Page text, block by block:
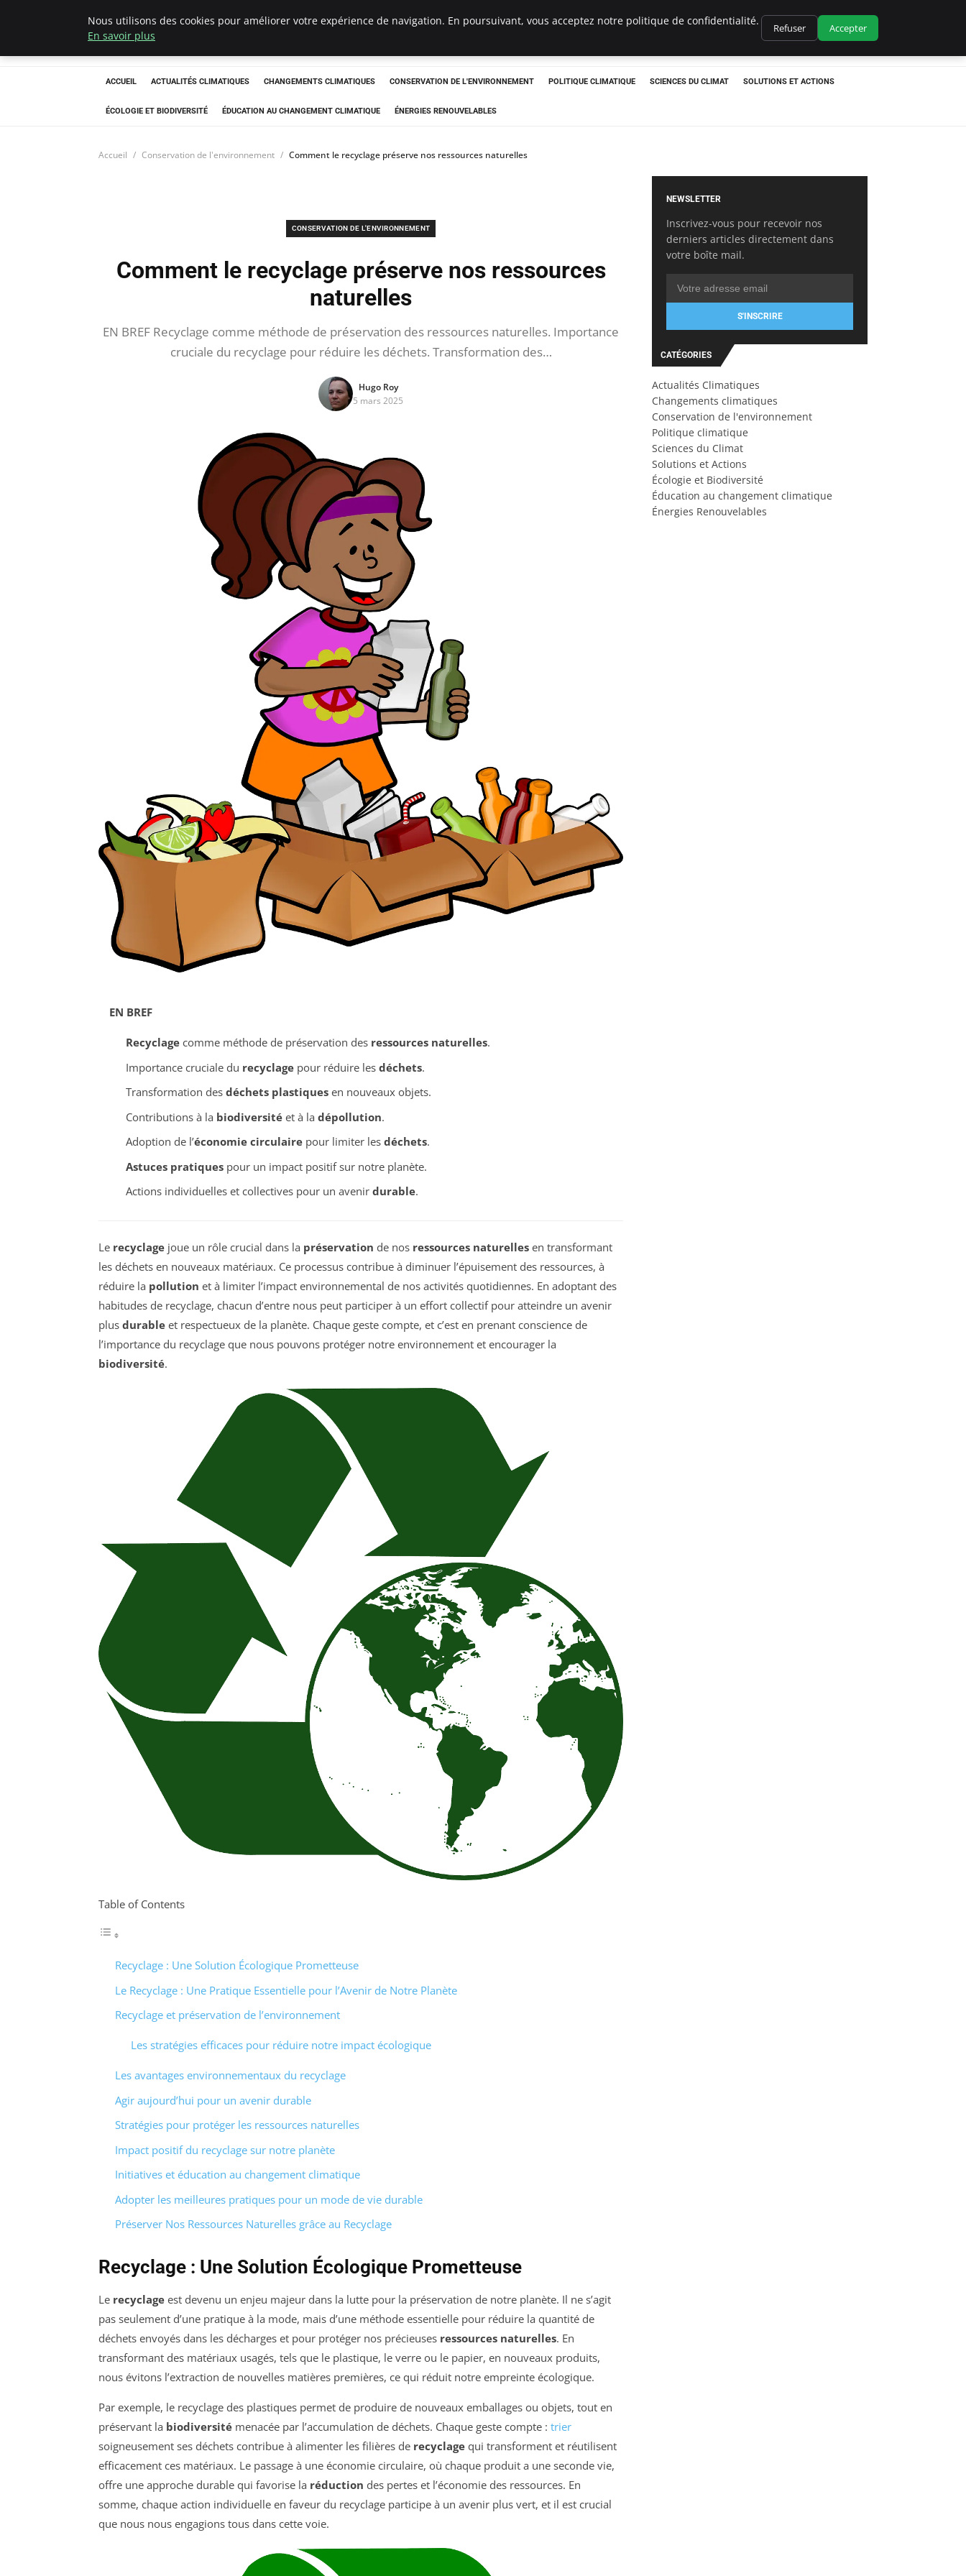
Climatedebtagents
ACCUEIL ACTUALITÉS CLIMATIQUES CHANGEMENTS CLIMATIQUES CONSERVATION DE L'ENVIRONNEMENT POLITIQUE CLIMATIQUE SCIENCES DU CLIMAT SOLUTIONS ET ACTIONS
ÉCOLOGIE ET BIODIVERSITÉ ÉDUCATION AU CHANGEMENT CLIMATIQUE ÉNERGIES RENOUVELABLES
Accueil Conservation de l'environnement Comment le recyclage préserve nos ressources naturelles
CONSERVATION DE L'ENVIRONNEMENT
Comment le recyclage préserve nos ressources
naturelles
EN BREF Recyclage comme méthode de préservation des ressources naturelles. Importance
cruciale du recyclage pour réduire les déchets. Transformation des…
Hugo Roy
5 mars 2025
EN BREF
Recyclagecomme méthode de préservation des ressources naturelles.
Importance cruciale du recyclagepour réduire les déchets.
Transformation des déchets plastiquesen nouveaux objets.
Contributions à la biodiversitéet à la dépollution.
Adoption de l’économie circulairepour limiter les déchets.
Astuces pratiquespour un impact positif sur notre planète.
Actions individuelles et collectives pour un avenir durable.
Le recyclage joue un rôle crucial dans la préservation de nos ressources naturelles en transformant
les déchets en nouveaux matériaux. Ce processus contribue à diminuer l’épuisement des ressources, à
réduire la pollution et à limiter l’impact environnemental de nos activités quotidiennes. En adoptant des
habitudes de recyclage, chacun d’entre nous peut participer à un effort collectif pour atteindre un avenir
plus durable et respectueux de la planète. Chaque geste compte, et c’est en prenant conscience de
l’importance du recyclage que nous pouvons protéger notre environnement et encourager la
biodiversité.
Table of Contents
Recyclage : Une Solution Écologique Prometteuse
Le Recyclage : Une Pratique Essentielle pour l’Avenir de Notre Planète
Recyclage et préservation de l’environnement
Les stratégies efficaces pour réduire notre impact écologique
Les avantages environnementaux du recyclage
Agir aujourd’hui pour un avenir durable
Stratégies pour protéger les ressources naturelles
Impact positif du recyclage sur notre planète
Initiatives et éducation au changement climatique
Adopter les meilleures pratiques pour un mode de vie durable
Préserver Nos Ressources Naturelles grâce au Recyclage
Recyclage : Une Solution Écologique Prometteuse
Le recyclage est devenu un enjeu majeur dans la lutte pour la préservation de notre planète. Il ne s’agit
pas seulement d’une pratique à la mode, mais d’une méthode essentielle pour réduire la quantité de
déchets envoyés dans les décharges et pour protéger nos précieuses ressources naturelles. En
transformant des matériaux usagés, tels que le plastique, le verre ou le papier, en nouveaux produits,
nous évitons l’extraction de nouvelles matières premières, ce qui réduit notre empreinte écologique.
Par exemple, le recyclage des plastiques permet de produire de nouveaux emballages ou objets, tout en
préservant la biodiversité menacée par l’accumulation de déchets. Chaque geste compte : trier
soigneusement ses déchets contribue à alimenter les filières de recyclage qui transforment et réutilisent
efficacement ces matériaux. Le passage à une économie circulaire, où chaque produit a une seconde vie,
offre une approche durable qui favorise la réduction des pertes et l’économie des ressources. En
somme, chaque action individuelle en faveur du recyclage participe à un avenir plus vert, et il est crucial
que nous nous engagions tous dans cette voie.
NEWSLETTER
Inscrivez-vous pour recevoir nos
derniers articles directement dans
votre boîte mail.
S'INSCRIRE
CATÉGORIES
Actualités Climatiques
Changements climatiques
Conservation de l'environnement
Politique climatique
Sciences du Climat
Solutions et Actions
Écologie et Biodiversité
Éducation au changement climatique
Énergies Renouvelables
Nous utilisons des cookies pour améliorer votre expérience de navigation. En poursuivant, vous acceptez notre politique de confidentialité.
En savoir plus
Refuser Accepter